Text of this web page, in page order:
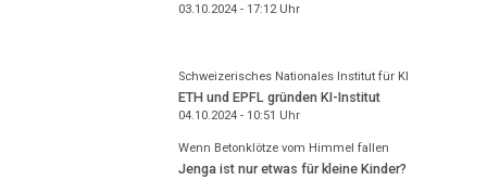
03.10.2024 - 17:12Uhr
Schweizerisches Nationales Institut für KI
ETH und EPFL gründen KI-Institut
04.10.2024 - 10:51 Uhr
Wenn Betonklötze vom Himmel fallen
Jenga ist nur etwas für kleine Kinder?